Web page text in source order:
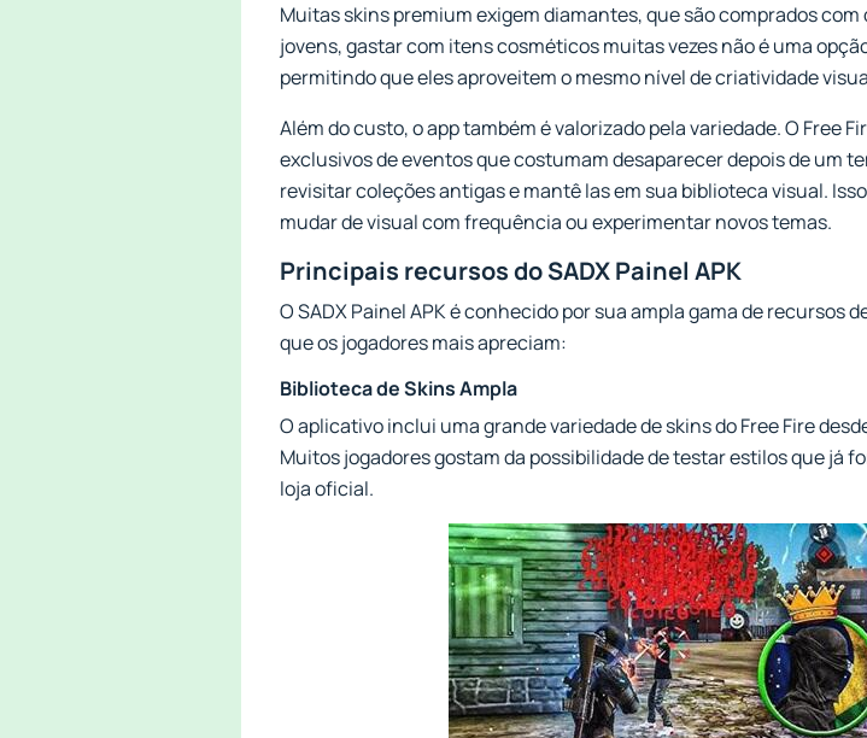
Muitas skins premium exigem diamantes, que são comprados
jovens, gastar com itens cosméticos muitas vezes não é uma
permitindo que eles aproveitem o mesmo nível de criatividade
Além do custo, o app também é valorizado pela variedade. O Free
exclusivos de eventos que costumam desaparecer depois de um
revisitar coleções antigas e mantê las em sua biblioteca visual.
mudar de visual com frequência ou experimentar novos temas.
Principais recursos do SADX Painel APK
O SADX Painel APK é conhecido por sua ampla gama de
que os jogadores mais apreciam:
Biblioteca de Skins Ampla
O aplicativo inclui uma grande variedade de skins do Free Fire
Muitos jogadores gostam da possibilidade de testar estilos que já
loja oficial.